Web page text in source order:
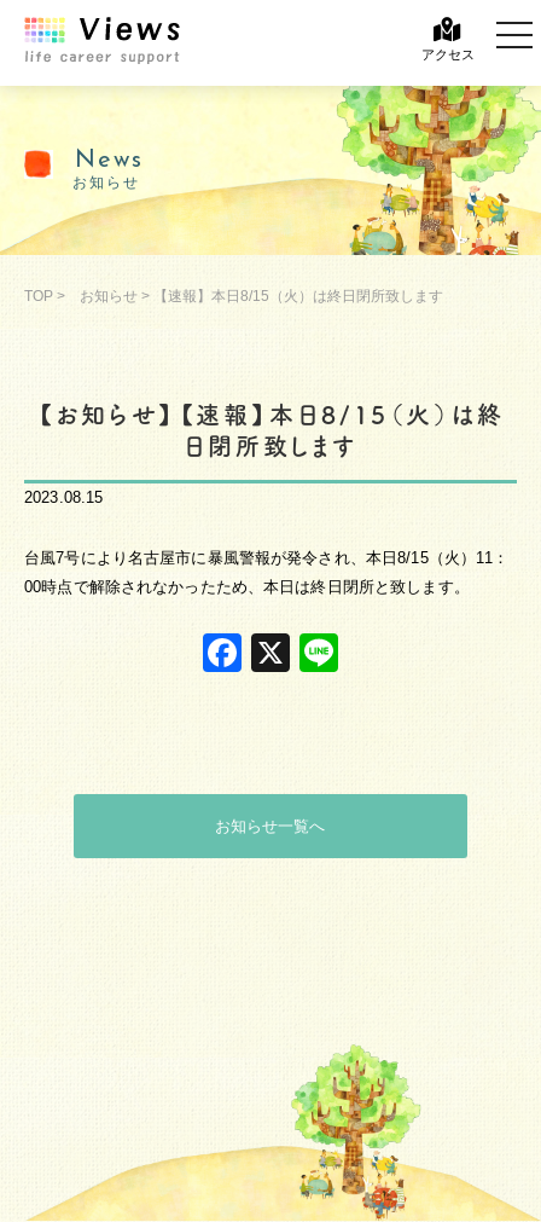
アクセス
News
お知らせ
TOP > お知らせ > 【速報】本日8/15（火）は終日閉所致します
【お知らせ】【速報】本日8/15（火）は終
日閉所致します
2023.08.15
台風7号により名古屋市に暴風警報が発令され、本日8/15（火）11：
00時点で解除されなかったため、本日は終日閉所と致します。
Facebook
X
お知らせ一覧へ